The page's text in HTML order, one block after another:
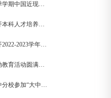
2022—2023学年春季学期中国近现代史纲要教研部第一次集体备课会成功举行
马克思主义学院召开本科人才培养座谈会
马克思主义学院召开2022-2023学年春季学期助教工作例会暨经验交流会
马克思主义学院劳动教育活动圆满结束
我院师生赴人大附中分校参加“大中小思政课一体化建设”活动